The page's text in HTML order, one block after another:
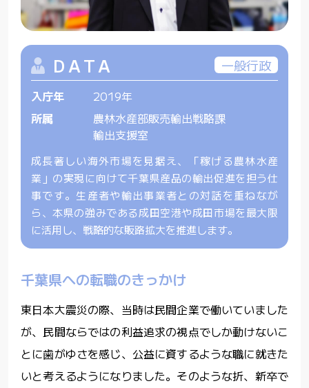
DATA 一般行政
入庁年
2019年
所属
農林水産部販売輸出戦略課
輸出支援室
成長著しい海外市場を見据え、「稼げる農林水産
業」の実現に向けて千葉県産品の輸出促進を担う仕
事です。生産者や輸出事業者との対話を重ねなが
ら、本県の強みである成田空港や成田市場を最大限
に活用し、戦略的な販路拡大を推進します。
千葉県への転職のきっかけ
東日本大震災の際、当時は民間企業で働いていました
が、民間ならではの利益追求の視点でしか動けないこ
とに歯がゆさを感じ、公益に資するような職に就きた
いと考えるようになりました。そのような折、新卒で